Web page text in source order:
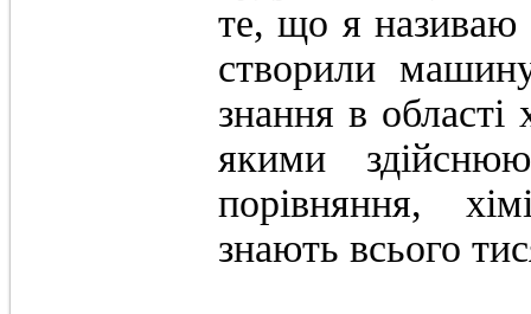
те, що я
створили
знання в області
якими
порівняння,
знають всього